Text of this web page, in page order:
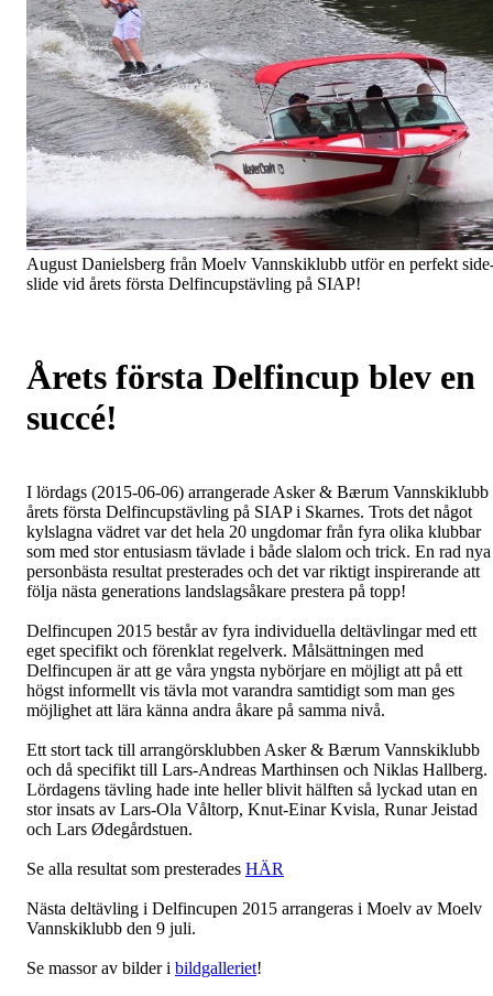
August Danielsberg från Moelv Vannskiklubb utför en perfekt
slide vid årets första Delfincupstävling på SIAP!
Årets första Delfincup blev en
succé!
I lördags (2015-06-06) arrangerade Asker & Bærum Vannskiklubb
årets första Delfincupstävling på SIAP i Skarnes. Trots det något
kylslagna vädret var det hela 20 ungdomar från fyra olika klubbar
som med stor entusiasm tävlade i både slalom och trick. En rad nya
personbästa resultat presterades och det var riktigt inspirerande att
följa nästa generations landslagsåkare prestera på topp!
Delfincupen 2015 består av fyra individuella deltävlingar med ett
eget specifikt och förenklat regelverk. Målsättningen med
Delfincupen är att ge våra yngsta nybörjare en möjligt att på ett
högst informellt vis tävla mot varandra samtidigt som man ges
möjlighet att lära känna andra åkare på samma nivå.
Ett stort tack till arrangörsklubben Asker & Bærum Vannskiklubb
och då specifikt till Lars-Andreas Marthinsen och Niklas Hallberg.
Lördagens tävling hade inte heller blivit hälften så lyckad utan en
stor insats av Lars-Ola Våltorp, Knut-Einar Kvisla, Runar Jeistad
och Lars Ødegårdstuen.
Se alla resultat som presterades HÄR
Nästa deltävling i Delfincupen 2015 arrangeras i Moelv av Moelv
Vannskiklubb den 9 juli.
Se massor av bilder i bildgalleriet!